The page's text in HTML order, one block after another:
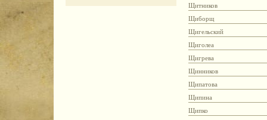
Щитников
Щиборщ
Щигельский
Щиголеа
Щигрева
Щинников
Щипатова
Щипина
Щипко